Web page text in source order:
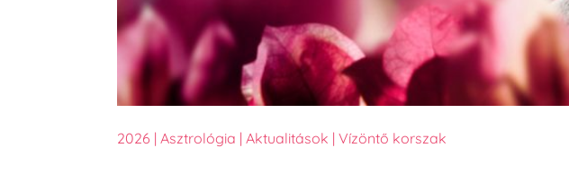
2026 | Asztrológia | Aktualitások | Vízöntő korszak